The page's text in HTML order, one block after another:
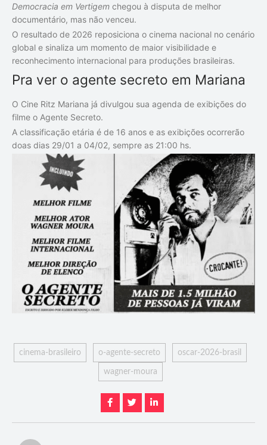
Democracia em Vertigem chegou à disputa de melhor
documentário, mas não venceu.
O resultado de 2026 reposiciona o cinema nacional no cenário
global e sinaliza um momento de maior visibilidade e
reconhecimento internacional para produções brasileiras.
Pra ver o agente secreto em Mariana
O Cine Ritz Mariana já divulgou sua agenda de exibições do
filme o Agente Secreto.
A classificação etária é de 16 anos e as exibições ocorrerão
doas dias 29/01 a 04/02, sempre as 21:00 hs.
cinema-brasileiro o-agente-secreto oscar-2026-brasil
wagner-moura